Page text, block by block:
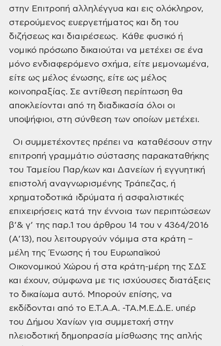
στην Επιτροπή αλληλέγγυα και εις ολόκληρον,
στερούμενος ευεργετήματος και δη του
διζήσεως και διαιρέσεως.
Κάθε φυσικό ή
νομικό πρόσωπο δικαιούται να μετέχει σε ένα
μόνο ενδιαφερόμενο σχήμα, είτε μεμονωμένα,
είτε ως μέλος ένωσης, είτε ως μέλος
κοινοπραξίας. Σε αντίθεση περίπτωση θα
αποκλείονται από τη διαδικασία όλοι οι
υποψήφιοι, στη σύνθεση των οποίων μετέχει.
Οι συμμετέχοντες πρέπει vα
καταθέσουν στην
επιτροπή γραμμάτιο σύστασης παρακαταθήκης
του Ταμείου Παρ/κων και Δανείων ή εγγυητική
επιστολή αναγνωρισμένης Τράπεζας, ή
χρηματοδοτικά ιδρύματα ή ασφαλιστικές
επιχειρήσεις κατά την έννοια των περιπτώσεων
β’& γ’ της παρ.1 του άρθρου 14 του ν 4364/2016
(Α’13), που λειτουργούν νόμιμα στα κράτη –
μέλη της Ένωσης ή του Ευρωπαϊκού
Οικονομικού Χώρου ή στα κράτη-μέρη της ΣΔΣ
και έχουν, σύμφωνα με τις ισχύουσες διατάξεις
το δικαίωμα αυτό. Μπορούν επίσης, να
εκδίδονται από το Ε.Τ.Α.Α. -ΤΑ.Μ.Ε.Δ.Ε. υπέρ
του Δήμου Χανίων για συμμετοχή στην
πλειοδοτική δημοπρασία μίσθωσης της απλής